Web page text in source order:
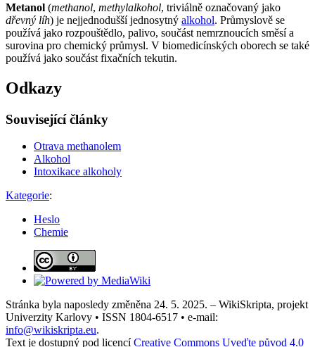
Metanol (methanol, methylalkohol, triviálně označovaný jako
dřevný líh) je nejjednodušší jednosytný alkohol. Průmyslově se
používá jako rozpouštědlo, palivo, součást nemrznoucích směsí a
surovina pro chemický průmysl. V biomedicínských oborech se také
používá jako součást fixačních tekutin.
Odkazy
Související články
Otrava methanolem
Alkohol
Intoxikace alkoholy
Kategorie:
Heslo
Chemie
Stránka byla naposledy změněna 24. 5. 2025. – WikiSkripta, projekt
Univerzity Karlovy • ISSN 1804-6517 • e-mail:
info@wikiskripta.eu.
Text je dostupný pod licencíCreative Commons Uveďte původ 4.0